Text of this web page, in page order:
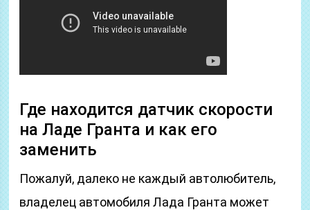
Где находится датчик скорости
на Ладе Гранта и как его
заменить
Пожалуй, далеко не каждый автолюбитель,
владелец автомобиля Лада Гранта может